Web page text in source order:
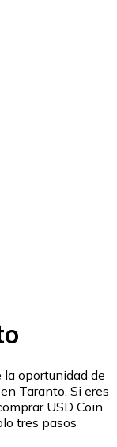
oportunidad de
Taranto. Si eres
USD Coin
tres pasos